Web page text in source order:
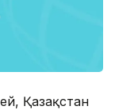
Қазақстан